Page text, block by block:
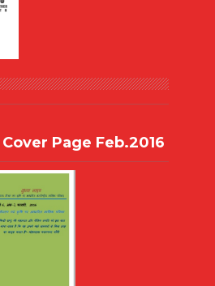
Page Feb.2016